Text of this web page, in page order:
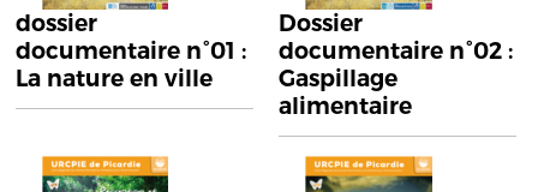
dossier
documentaire n°01 :
La nature en ville
Dossier
documentaire n°02 :
Gaspillage
alimentaire